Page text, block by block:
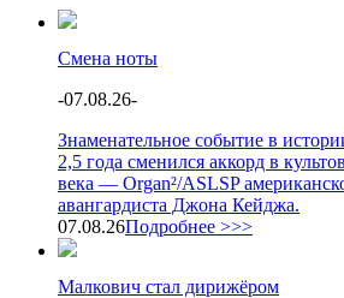
Смена ноты
-07.08.26-
Знаменательное событие в
2,5 года сменился аккорд в
века — Organ²/ASLSP
авангардиста Джона Кейджа.
07.08.26Подробнее >>>
Малкович стал дирижёром